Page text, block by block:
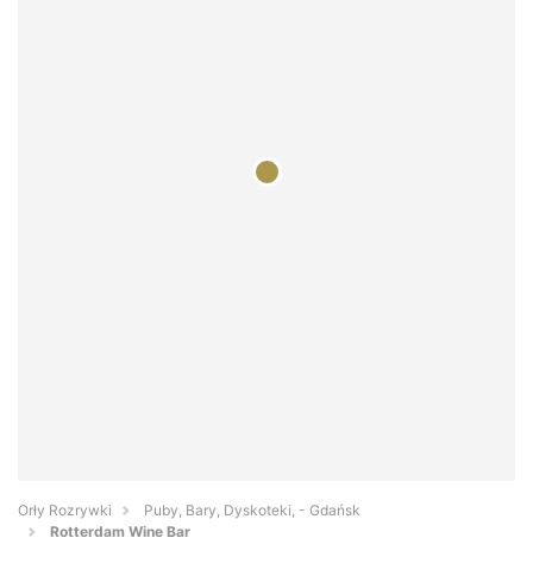
Orły Rozrywki
Puby, Bary, Dyskoteki, - Gdańsk
Rotterdam Wine Bar